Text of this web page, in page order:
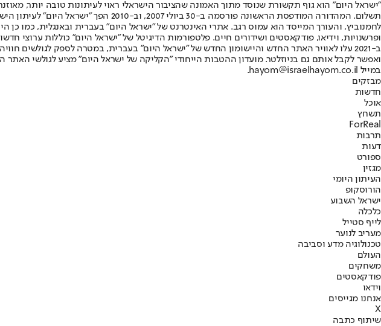
"ישראל היום" הוא גוף תקשורת שנוסד מתוך האמונה שהציבור הישראלי ראוי לעיתונות טובה יותר,
תשלום. המהדורה המודפסת הראשונה פורסמה
ופרשנויות, וידיאו, פודקאסטים ושידורים חיים. פלטפורמות הדיגיטל של "ישראל היום" כוללות ערוצי
ב-2021 עלו לאוויר האתר החדש והיישומון החדש של "ישראל היום" בעברית, במטרה לספק
ואפשר לקבל אותם גם בניוזלטר. מועדון ההטבות הייחודי "הקליקה של ישראל היום" מציע לגולשי
במייל hayom@israelhayom.co.il.
מבזקים
חדשות
אוכל
תשחץ
ForReal
תרבות
דעות
ספורט
מגזין
העיתון היומי
הורוסקופ
ישראל השבוע
כלכלה
לייף סטייל
מעריב לנוער
טכנולוגיה מדע וסביבה
העולם
משחקים
פודקאסטים
וידאו
אנחנו מגייסים
X
שיתוף כתבה